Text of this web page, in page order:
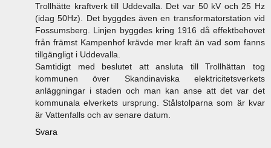
Trollhätte kraftverk till Uddevalla. Det var 50 kV och 25 Hz
(idag 50Hz). Det byggdes även en transformatorstation vid
Fossumsberg. Linjen byggdes kring 1916 då effektbehovet
från främst Kampenhof krävde mer kraft än vad som fanns
tillgängligt i Uddevalla.
Samtidigt med beslutet att ansluta till Trollhättan tog
kommunen över Skandinaviska elektricitetsverkets
anläggningar i staden och man kan anse att det var det
kommunala elverkets ursprung. Stålstolparna som är kvar
är Vattenfalls och av senare datum.
Svara